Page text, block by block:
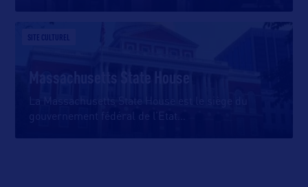
SITE CULTUREL
Massachusetts State House
gouvernement fédéral de l’Etat